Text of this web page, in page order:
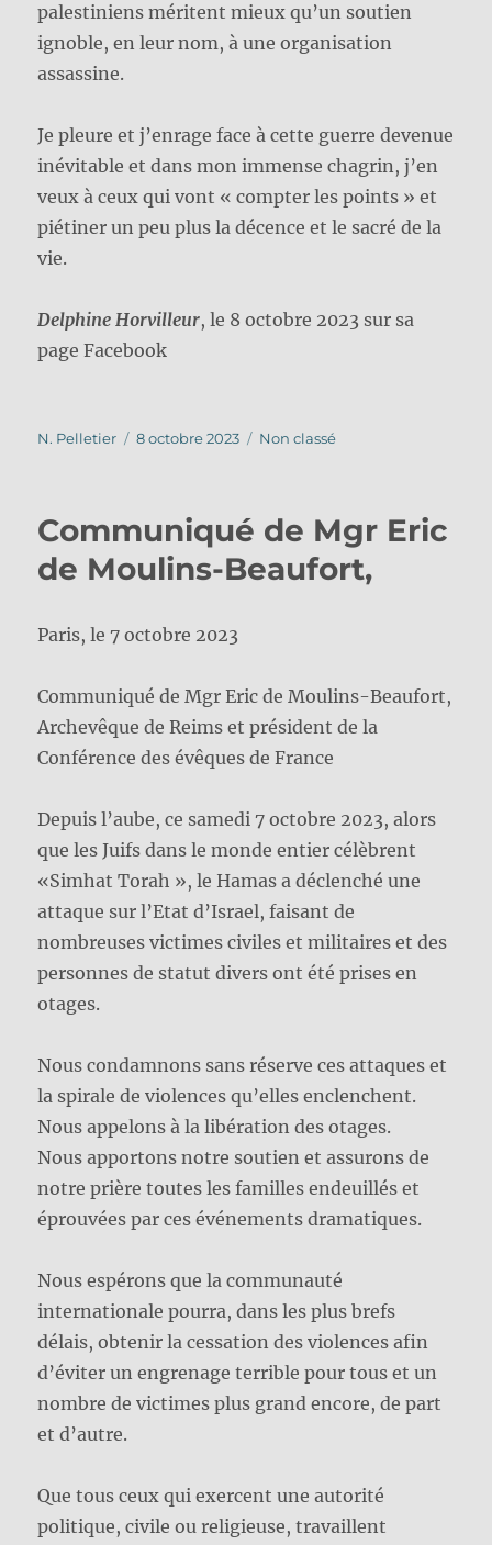
palestiniens méritent mieux qu’un soutien
ignoble, en leur nom, à une organisation
assassine.
Je pleure et j’enrage face à cette guerre devenue
inévitable et dans mon immense chagrin, j’en
veux à ceux qui vont « compter les points » et
piétiner un peu plus la décence et le sacré de la
vie.
Delphine Horvilleur, le 8 octobre 2023 sur sa
page Facebook
Auteur
N. Pelletier
Publié
8 octobre 2023 Catégories
Non classé
Communiqué de Mgr Eric
de Moulins-Beaufort,
Paris, le 7 octobre 2023
Communiqué de Mgr Eric de Moulins-Beaufort,
Archevêque de Reims et président de la
Conférence des évêques de France
Depuis l’aube, ce samedi 7 octobre 2023, alors
que les Juifs dans le monde entier célèbrent
«Simhat Torah », le Hamas a déclenché une
attaque sur l’Etat d’Israel, faisant de
nombreuses victimes civiles et militaires et des
personnes de statut divers ont été prises en
otages.
Nous condamnons sans réserve ces attaques et
la spirale de violences qu’elles enclenchent.
Nous appelons à la libération des otages.
Nous apportons notre soutien et assurons de
notre prière toutes les familles endeuillés et
éprouvées par ces événements dramatiques.
Nous espérons que la communauté
internationale pourra, dans les plus brefs
délais, obtenir la cessation des violences afin
d’éviter un engrenage terrible pour tous et un
nombre de victimes plus grand encore, de part
et d’autre.
Que tous ceux qui exercent une autorité
politique, civile ou religieuse, travaillent